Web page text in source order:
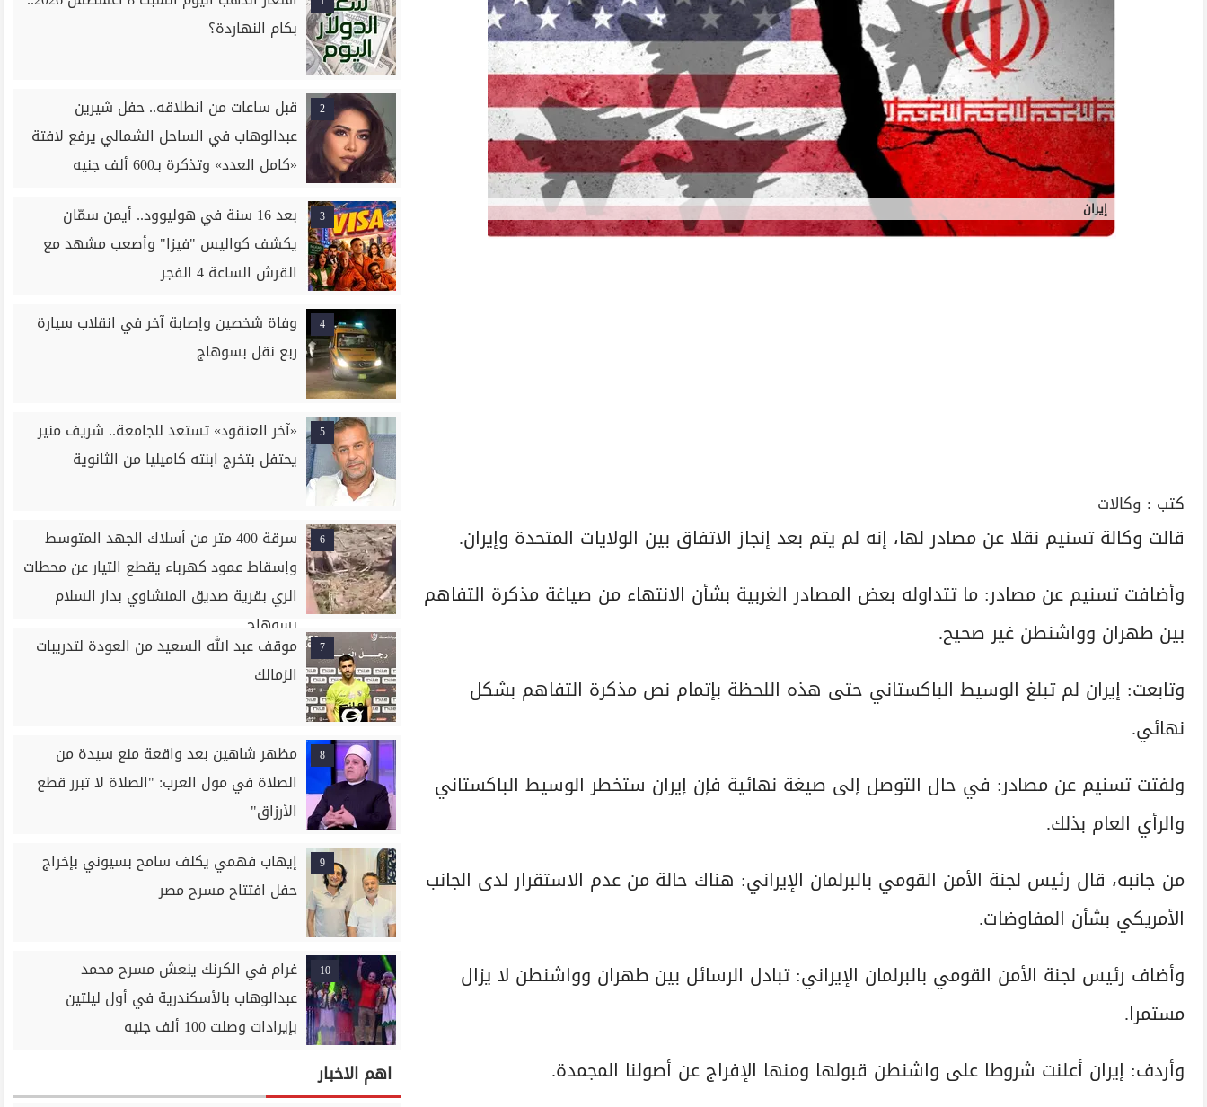
إيران
كتب : وكالات
قالت وكالة تسنيم نقلا عن مصادر لها، إنه لم يتم بعد إنجاز الاتفاق بين الولايات المتحدة وإيران.
وأضافت تسنيم عن مصادر: ما تتداوله بعض المصادر الغربية بشأن الانتهاء من صياغة مذكرة التفاهم
بين طهران وواشنطن غير صحيح.
وتابعت: إيران لم تبلغ الوسيط الباكستاني حتى هذه اللحظة بإتمام نص مذكرة التفاهم بشكل
نهائي.
ولفتت تسنيم عن مصادر: في حال التوصل إلى صيغة نهائية فإن إيران ستخطر الوسيط الباكستاني
والرأي العام بذلك.
من جانبه، قال رئيس لجنة الأمن القومي بالبرلمان الإيراني: هناك حالة من عدم الاستقرار لدى الجانب
الأمريكي بشأن المفاوضات.
وأضاف رئيس لجنة الأمن القومي بالبرلمان الإيراني: تبادل الرسائل بين طهران وواشنطن لا يزال
مستمرا.
وأردف: إيران أعلنت شروطا على واشنطن قبولها ومنها الإفراج عن أصولنا المجمدة.
بكام النهاردة؟
2
قبل ساعات من انطلاقه.. حفل شيرين
عبدالوهاب في الساحل الشمالي يرفع لافتة
«كامل العدد» وتذكرة بـ600 ألف جنيه
3
بعد 16 سنة في هوليوود.. أيمن سمّان
يكشف كواليس "فيزا" وأصعب مشهد مع
القرش الساعة 4 الفجر
4
وفاة شخصين وإصابة آخر في انقلاب سيارة
ربع نقل بسوهاج
5
«آخر العنقود» تستعد للجامعة.. شريف منير
يحتفل بتخرج ابنته كاميليا من الثانوية
6
سرقة 400 متر من أسلاك الجهد المتوسط
وإسقاط عمود كهرباء يقطع التيار عن محطات
الري بقرية صديق المنشاوي بدار السلام
بسوهاج
7
موقف عبد الله السعيد من العودة لتدريبات
الزمالك
8
مظهر شاهين بعد واقعة منع سيدة من
الصلاة في مول العرب: "الصلاة لا تبرر قطع
الأرزاق"
9
إيهاب فهمي يكلف سامح بسيوني بإخراج
حفل افتتاح مسرح مصر
10
غرام في الكرنك ينعش مسرح محمد
عبدالوهاب بالأسكندرية في أول ليلتين
بإيرادات وصلت 100 ألف جنيه
اهم الاخبار